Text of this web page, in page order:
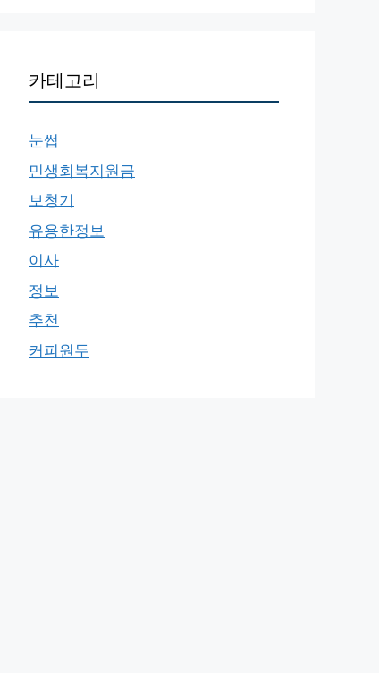
카테고리
눈썹
민생회복지원금
보청기
유용한정보
이사
정보
추천
커피원두